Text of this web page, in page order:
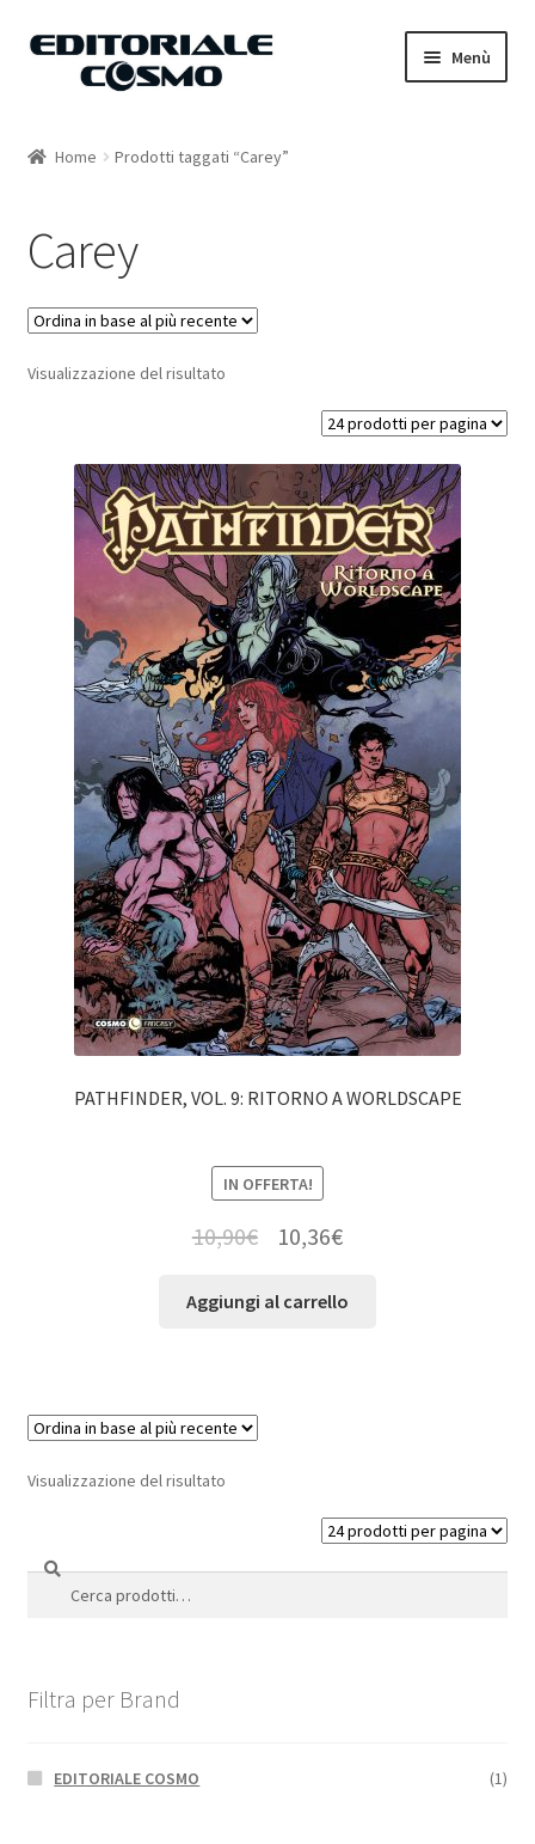
Vai
Vai
Menù
Carrello
Il mio account
Home Prodotti taggati “Carey”
Carey
Visualizzazione del risultato
PATHFINDER, VOL. 9: RITORNO A WORLDSCAPE
IN OFFERTA!
10,90€ 10,36€
Aggiungi al carrello
Visualizzazione del risultato
Cerca:
Cerca
Filtra per Brand
EDITORIALE COSMO (1)